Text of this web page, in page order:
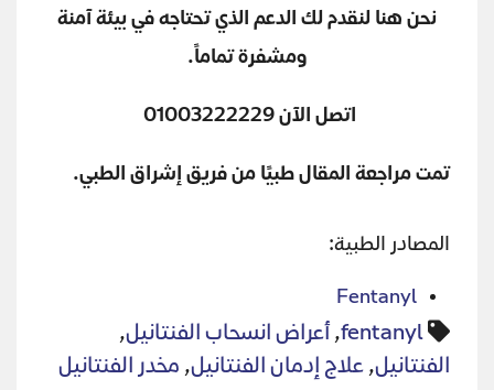
نحن هنا لنقدم لك الدعم الذي تحتاجه في بيئة آمنة
ومشفرة تماماً.
اتصل الآن 01003222229
تمت مراجعة المقال طبيًا من فريق إشراق الطبي.
المصادر الطبية:
Fentanyl
fentanyl
,أعراض انسحاب الفنتانيل,
الفنتانيل,علاج إدمان الفنتانيل, مخدر الفنتانيل